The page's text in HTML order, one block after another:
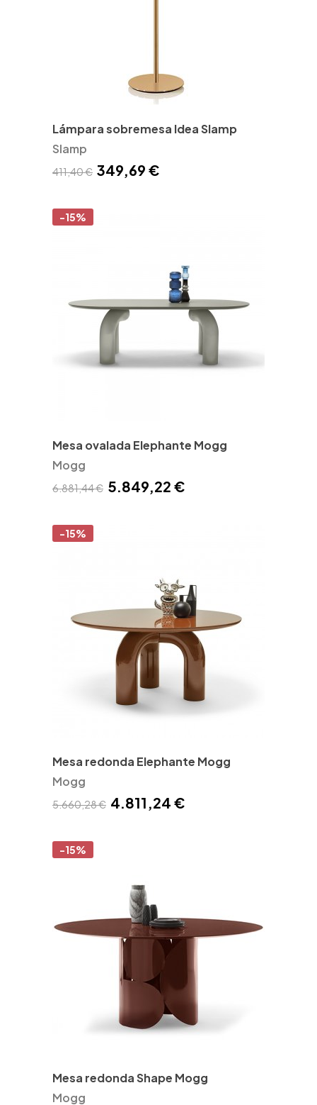
Lámpara sobremesa Idea Slamp
Slamp
411,40 € 349,69 €
-15%
Mesa ovalada Elephante Mogg
Mogg
6.881,44 € 5.849,22 €
-15%
Mesa redonda Elephante Mogg
Mogg
5.660,28 € 4.811,24 €
-15%
Mesa redonda Shape Mogg
Mogg